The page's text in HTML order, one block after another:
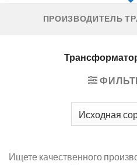
ПРОИЗВОДИТЕЛЬ
Ищете качественного